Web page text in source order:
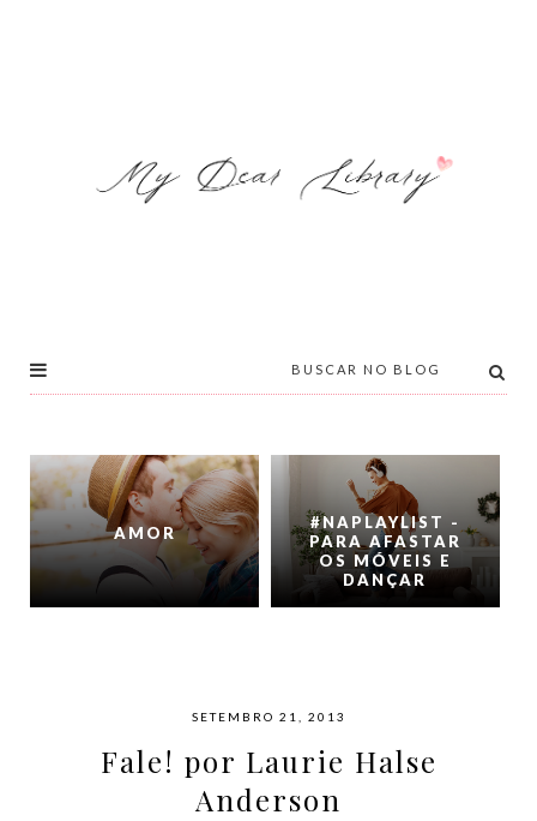
AMOR
#NAPLAYLIST -
PARA AFASTAR
OS MÓVEIS E
DANÇAR
SETEMBRO 21, 2013
Fale! por Laurie Halse
Anderson